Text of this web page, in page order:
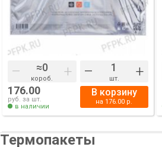
– короб. + – шт. +
176.00
руб. за шт.
в наличии
В корзину
на 176.00 р.
Термопакеты